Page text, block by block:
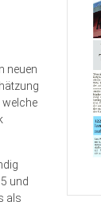
neuen
welche
und
als